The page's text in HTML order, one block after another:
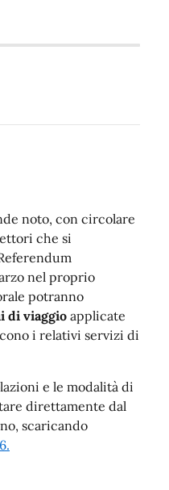
noto, con circolare
che si
nel proprio
potranno
di viaggio applicate
i relativi servizi di
e le modalità di
direttamente dal
scaricando